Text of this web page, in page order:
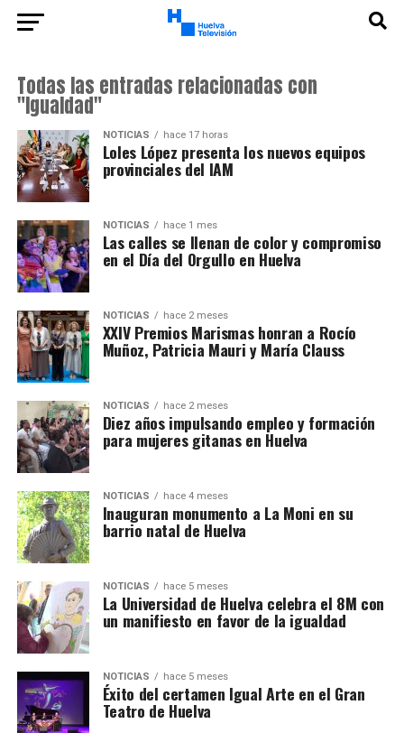
Todas las entradas relacionadas con
"Igualdad"
NOTICIAS hace 17 horas
Loles López presenta los nuevos equipos
provinciales del IAM
NOTICIAS hace 1 mes
Las calles se llenan de color y compromiso
en el Día del Orgullo en Huelva
NOTICIAS hace 2 meses
XXIV Premios Marismas honran a Rocío
Muñoz, Patricia Mauri y María Clauss
NOTICIAS hace 2 meses
Diez años impulsando empleo y formación
para mujeres gitanas en Huelva
NOTICIAS hace 4 meses
Inauguran monumento a La Moni en su
barrio natal de Huelva
NOTICIAS hace 5 meses
La Universidad de Huelva celebra el 8M con
un manifiesto en favor de la igualdad
NOTICIAS hace 5 meses
Éxito del certamen Igual Arte en el Gran
Teatro de Huelva